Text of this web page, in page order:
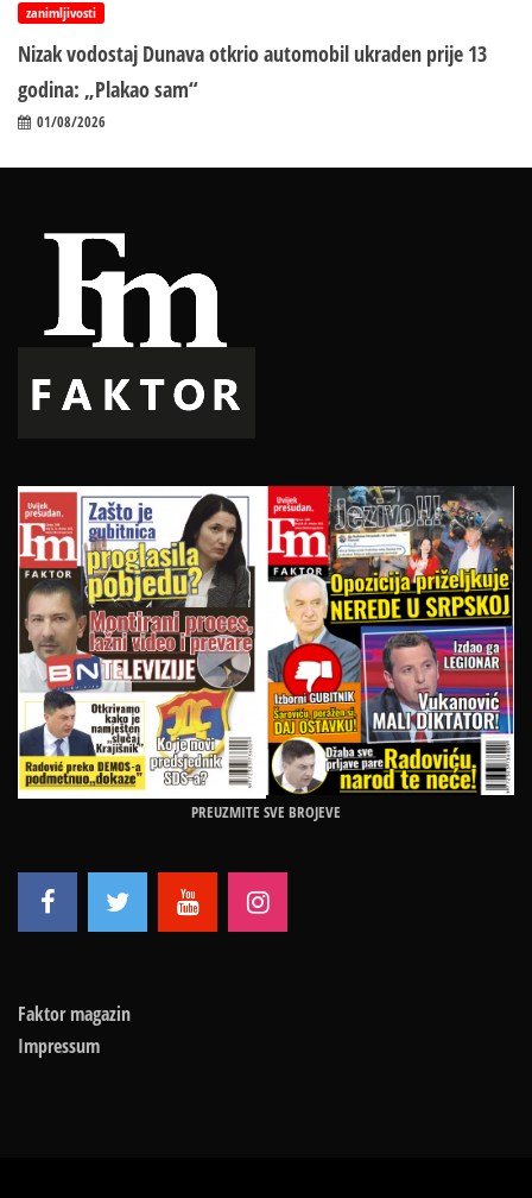
zanimljivosti
Nizak vodostaj Dunava otkrio automobil ukraden prije 13
godina: „Plakao sam“
01/08/2026
PREUZMITE SVE BROJEVE
Faktor magazin
Impressum